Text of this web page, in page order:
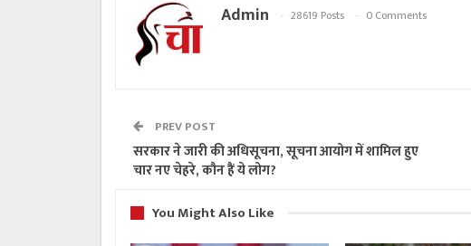
Admin 28619 Posts 0 Comments
PREV POST
सरकार ने जारी की अधिसूचना, सूचना आयोग में शामिल हुए
चार नए चेहरे, कौन हैं ये लोग?
You Might Also Like